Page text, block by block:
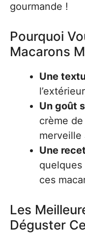
gourmande !
Pourquoi
Macarons
Une
Un goût
crème
merveille
Une
quelques
ces
Les
Déguster